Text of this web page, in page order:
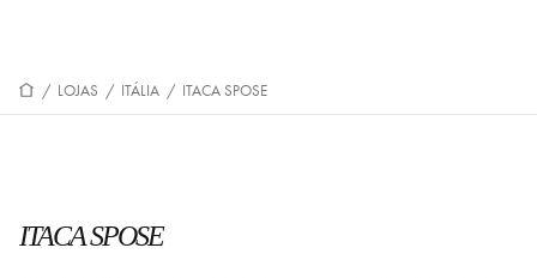
/ LOJAS / ITÁLIA / ITACA SPOSE
ITACA SPOSE